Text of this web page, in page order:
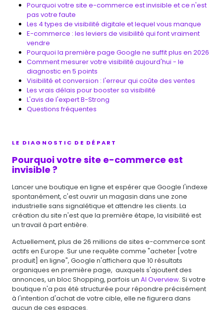
Pourquoi votre site e-commerce est invisible et ce n'est
pas votre faute
Les 4 types de visibilité digitale et lequel vous manque
E-commerce : les leviers de visibilité qui font vraiment
vendre
Pourquoi la première page Google ne suffit plus en 2026
Comment mesurer votre visibilité aujourd'hui - le
diagnostic en 5 points
Visibilité et conversion : l'erreur qui coûte des ventes
Les vrais délais pour booster sa visibilité
L'avis de l'expert B-Strong
Questions fréquentes
LE DIAGNOSTIC DE DÉPART
Pourquoi votre site e-commerce est
invisible ?
Lancer une boutique en ligne et espérer que Google l'indexe
spontanément, c'est ouvrir un magasin dans une zone
industrielle sans signalétique et attendre les clients. La
création du site n'est que la première étape, la visibilité est
un travail à part entière.
Actuellement, plus de 26 millions de sites e-commerce sont
actifs en Europe. Sur une requête comme "acheter [votre
produit] en ligne", Google n'affichera que 10 résultats
organiques en première page, auxquels s'ajoutent des
annonces, un bloc Shopping, parfois un AI Overview. Si votre
boutique n'a pas été structurée pour répondre précisément
à l'intention d'achat de votre cible, elle ne figurera dans
aucun de ces espaces.